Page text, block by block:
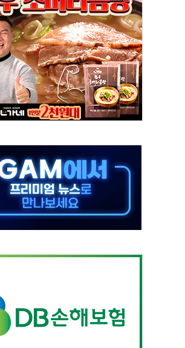
세 환급 앞당겨 종료
, 대표팀 무패 外
험하려 한정적 침공 가능성"
에너지 자립' 일환
부족 전 시장 규제 탓 커
운영 파트너십 체결
등, 협의 테이블에
범수·진종오 징계절차 개시
피해 없어